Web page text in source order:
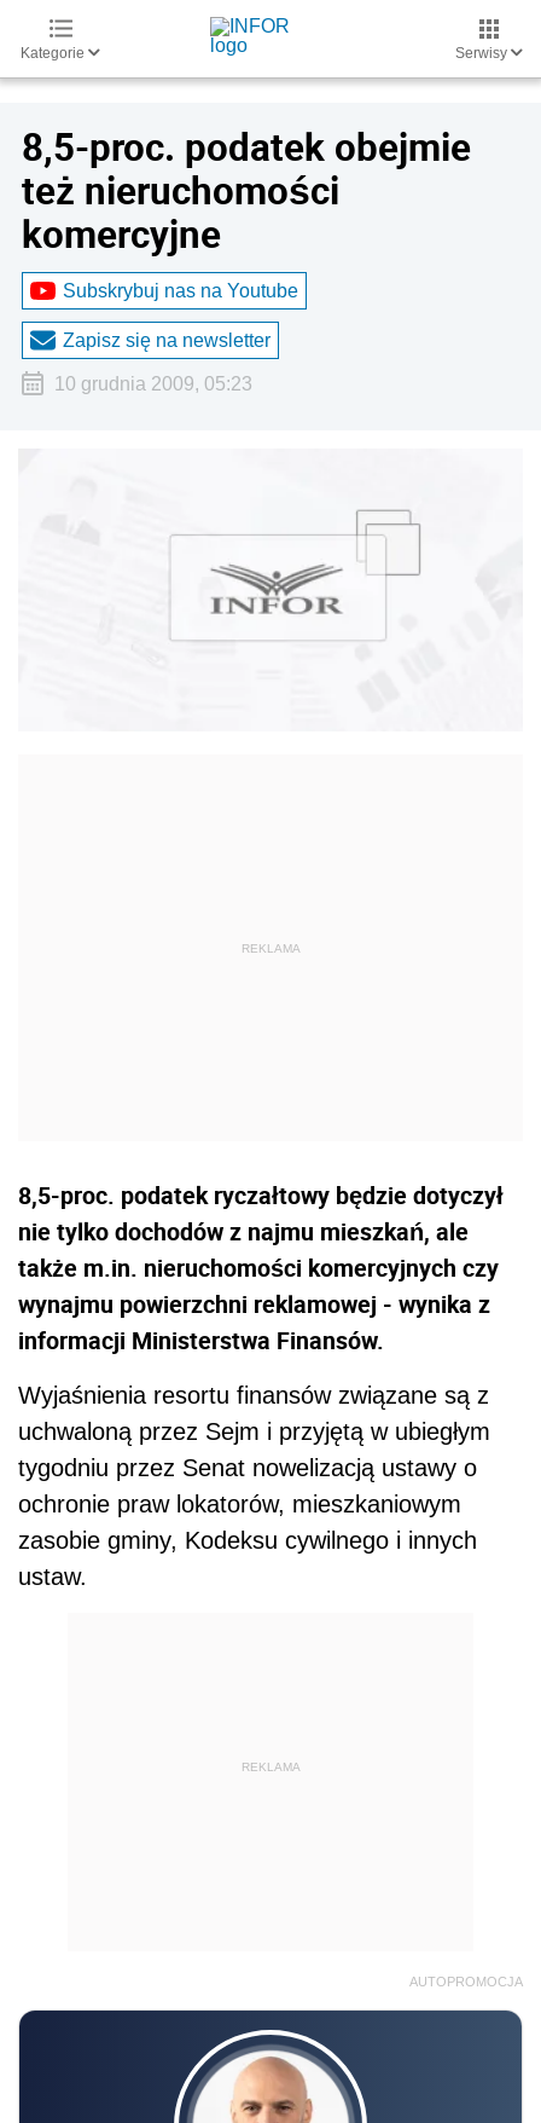
Kategorie Serwisy
8,5-proc. podatek obejmie
też nieruchomości
komercyjne
Subskrybuj nas na Youtube
Zapisz się na newsletter
10 grudnia 2009, 05:23
8,5-proc. podatek ryczałtowy będzie dotyczył
nie tylko dochodów z najmu mieszkań, ale
także m.in. nieruchomości komercyjnych czy
wynajmu powierzchni reklamowej - wynika z
informacji Ministerstwa Finansów.
Wyjaśnienia resortu finansów związane są z
uchwaloną przez Sejm i przyjętą w ubiegłym
tygodniu przez Senat nowelizacją ustawy o
ochronie praw lokatorów, mieszkaniowym
zasobie gminy, Kodeksu cywilnego i innych
ustaw.
REKLAMA
AUTOPROMOCJA